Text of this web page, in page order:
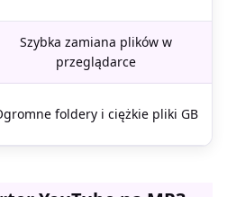
Szybka zamiana plików w
przeglądarce
foldery i ciężkie pliki GB